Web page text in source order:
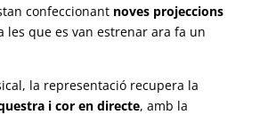
confeccionant noves projeccions
les que es van estrenar ara fa un
la representació recupera la
i cor en directe, amb la